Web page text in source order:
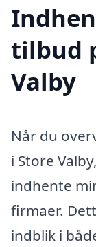
tilbud
Valby
Når du
i Store
indhente
firmaer.
indblik i